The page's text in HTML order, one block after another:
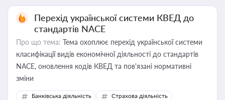
Перехід української системи КВЕД до
стандартів NACE
Про що тема: Тема охоплює перехід української системи
класифікації видів економічної діяльності до стандартів
NACE, оновлення кодів КВЕД та пов'язані нормативні
зміни
Банківська діяльність
Страхова діяльність